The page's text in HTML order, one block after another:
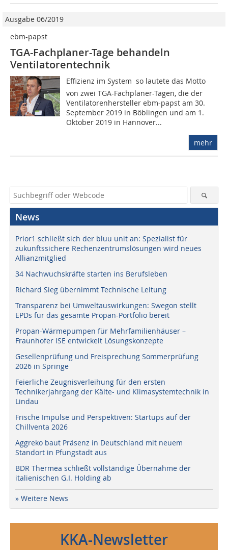
Ausgabe 06/2019
ebm-papst
TGA-Fachplaner-Tage behandeln
Ventilatorentechnik
Effizienz im System  so lautete das Motto
von zwei TGA-Fachplaner-Tagen, die der
Ventilatorenhersteller ebm-papst am 30.
September 2019 in Böblingen und am 1.
Oktober 2019 in Hannover...
mehr
News
Prior1 schließt sich der bluu unit an: Spezialist für
zukunftssichere Rechenzentrumslösungen wird neues
Allianzmitglied
34 Nachwuchskräfte starten ins Berufsleben
Richard Sieg übernimmt Technische Leitung
Transparenz bei Umweltauswirkungen: Swegon stellt
EPDs für das gesamte Propan-Portfolio bereit
Propan-Wärmepumpen für Mehrfamilienhäuser –
Fraunhofer ISE entwickelt Lösungskonzepte
Gesellenprüfung und Freisprechung Sommerprüfung
2026 in Springe
Feierliche Zeugnisverleihung für den ersten
Technikerjahrgang der Kälte- und Klimasystemtechnik in
Lindau
Frische Impulse und Perspektiven: Startups auf der
Chillventa 2026
Aggreko baut Präsenz in Deutschland mit neuem
Standort in Pfungstadt aus
BDR Thermea schließt vollständige Übernahme der
italienischen G.I. Holding ab
» Weitere News
KKA-Newsletter